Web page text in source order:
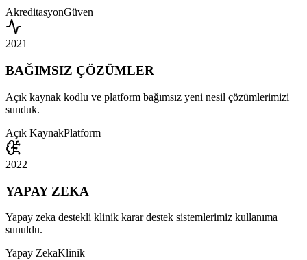
AkreditasyonGüven
2021
BAĞIMSIZ ÇÖZÜMLER
Açık kaynak kodlu ve platform bağımsız yeni nesil çözümlerimizi
sunduk.
Açık KaynakPlatform
2022
YAPAY ZEKA
Yapay zeka destekli klinik karar destek sistemlerimiz kullanıma
sunuldu.
Yapay ZekaKlinik